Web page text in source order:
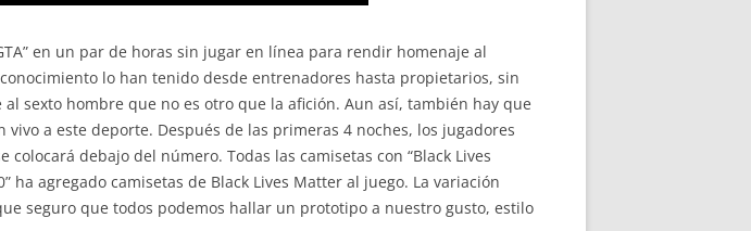
en un par de horas sin jugar en línea para rendir homenaje al
lo han tenido desde entrenadores hasta propietarios, sin
sexto hombre que no es otro que la afición. Aun así, también hay que
a este deporte. Después de las primeras 4 noches, los jugadores
debajo del número. Todas las camisetas con “Black Lives
ha agregado camisetas de Black Lives Matter al juego. La variación
seguro que todos podemos hallar un prototipo a nuestro gusto, estilo